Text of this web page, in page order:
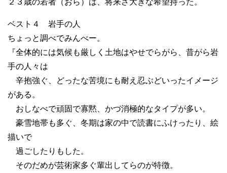
２３歳の若者（おら）は、将来さ大ぎな希望持った。
ベスト４ 岩手の人
ちょっと調べでみんべー。
『全体的には気候も厳しく土地はやせでらがら、昔がら岩
手の人々は
辛抱強ぐ、どったな苦境にも耐え忍ぶどいったイメージ
がある。
おしなべで頑固で寡黙、かづ消極的なタイプが多い。
豪雪地帯も多ぐ、冬期は家の中で読書にふけったり、絵
描いで
過ごしたりもした。
そのだめが芸術家多ぐ輩出してらのが特徴。